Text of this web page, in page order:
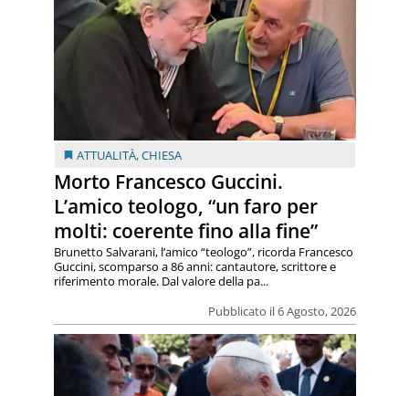
ATTUALITÀ,CHIESA
Morto Francesco Guccini.
L’amico teologo, “un faro per
molti: coerente fino alla fine”
Pubblicato il 6 Agosto, 2026
Brunetto Salvarani, l’amico “teologo”, ricorda Francesco
Guccini, scomparso a 86 anni: cantautore, scrittore e
riferimento morale. Dal valore della pa...